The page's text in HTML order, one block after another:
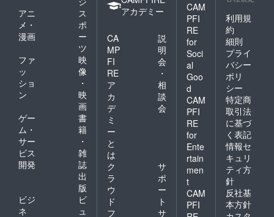
2026年
5月１
日）の
企業紹
介をさ
せて頂
（後
日、企
業紹介
の契約
書を
で、送
らせて
頂きま
す。）
アニ
メ・
漫画
ス
ポ
ー
ツ
ファ
ッ
ショ
ン
映
像
・
映
画
ゲー
ム・
サー
ビス
開発
書
籍
・
雑
誌
出
版
ビジ
ネ
ビ
ュ
アカデミー
CA
MP
FI
RE
ア
カ
デ
ミ
ー
と
は
説
明
会
・
相
談
会
ク
ラ
ウ
ド
フ
サ
ポ
ー
ト
サ
CAM
PFI
RE
for
Soci
al
Goo
d
CAM
PFI
RE
for
Ente
rtain
men
t
CAM
PFI
利用規
約
細則
プライ
バシー
ポリ
シー
特定商
取引法
に基づ
く表記
情報セ
キュリ
ティ方
針
反社基
本方針